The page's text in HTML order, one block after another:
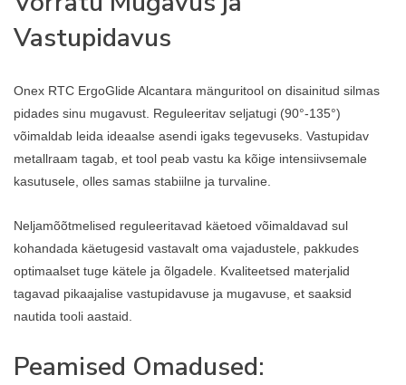
Vastupidavus
Onex RTC ErgoGlide Alcantara mänguritool on disainitud silmas
pidades sinu mugavust. Reguleeritav seljatugi (90°-135°)
võimaldab leida ideaalse asendi igaks tegevuseks. Vastupidav
metallraam tagab, et tool peab vastu ka kõige intensiivsemale
kasutusele, olles samas stabiilne ja turvaline.
Neljamõõtmelised reguleeritavad käetoed võimaldavad sul
kohandada käetugesid vastavalt oma vajadustele, pakkudes
optimaalset tuge kätele ja õlgadele. Kvaliteetsed materjalid
tagavad pikaajalise vastupidavuse ja mugavuse, et saaksid
nautida tooli aastaid.
Peamised Omadused: